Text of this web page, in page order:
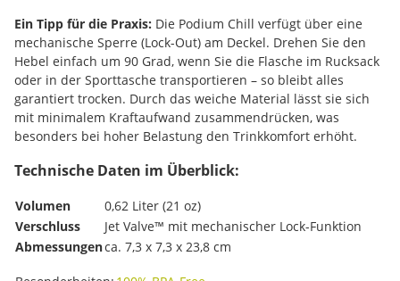
Ein Tipp für die Praxis: Die Podium Chill verfügt über eine
mechanische Sperre (Lock-Out) am Deckel. Drehen Sie den
Hebel einfach um 90 Grad, wenn Sie die Flasche im Rucksack
oder in der Sporttasche transportieren – so bleibt alles
garantiert trocken. Durch das weiche Material lässt sie sich
mit minimalem Kraftaufwand zusammendrücken, was
besonders bei hoher Belastung den Trinkkomfort erhöht.
Technische Daten im Überblick:
Volumen
0,62 Liter (21 oz)
Verschluss
Jet Valve™ mit mechanischer Lock-Funktion
Abmessungenca. 7,3 x 7,3 x 23,8 cm